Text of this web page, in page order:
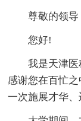
尊敬的领导
您好!
我是天津
感谢您在百忙
一次施展才华、